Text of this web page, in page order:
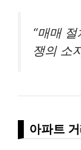
“매매
쟁의 소
아파트